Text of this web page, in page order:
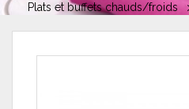
Plats et buffets chauds/froids